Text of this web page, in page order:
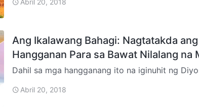
buong san…
Ang Ikalawang Bahagi: Nagtatakda
Hangganan Para sa Bawat Nilalang na
Dahil sa mga hangganang ito na iginuhit ng
at…Abril 20, 2018